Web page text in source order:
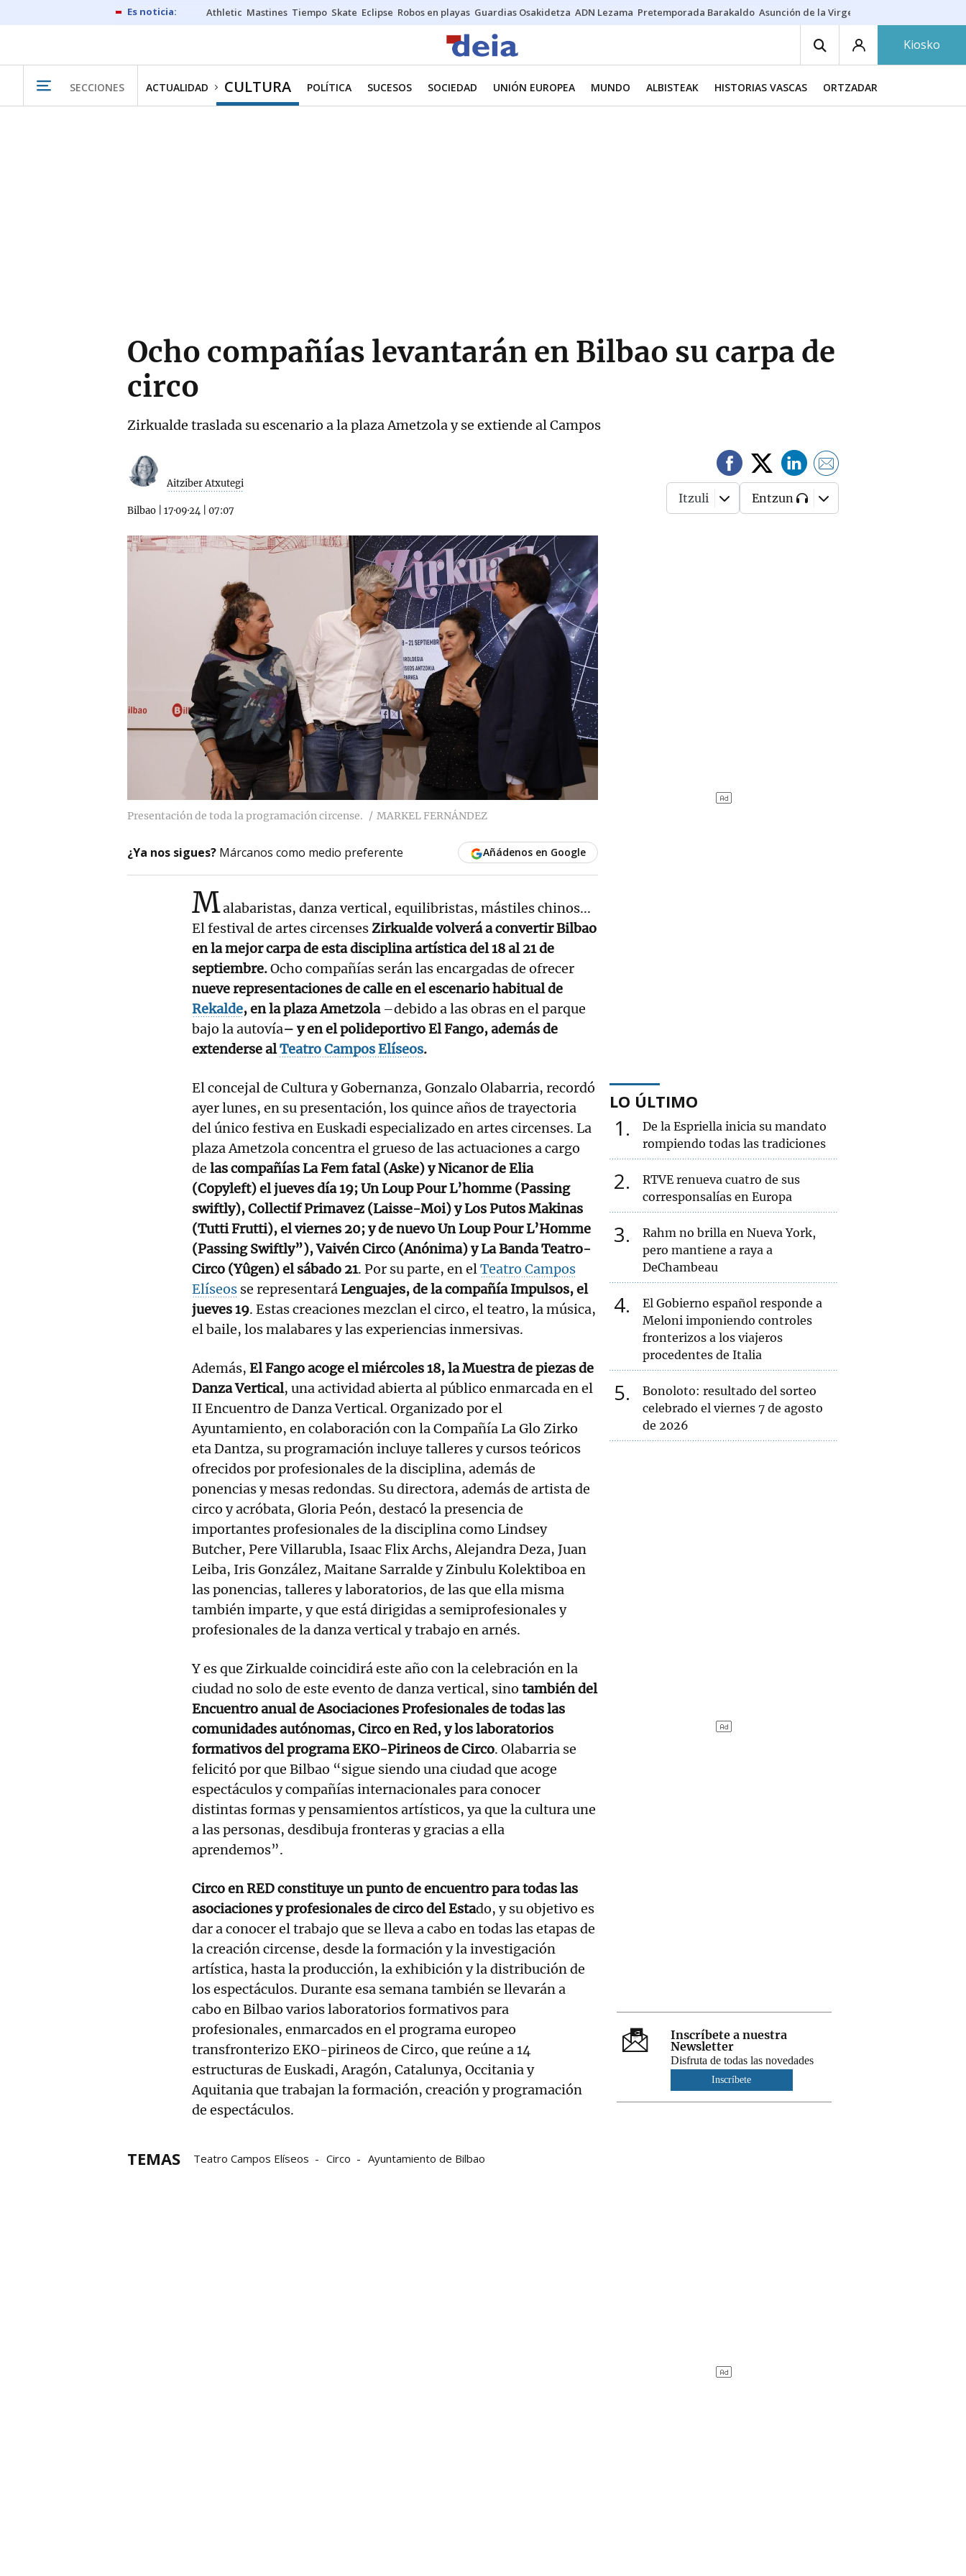
Athletic Mastines Tiempo Skate Eclipse Robos en playas Guardias Osakidetza ADN Lezama Pretemporada Barakaldo Asunción de la Virgen
Kiosko
SECCIONES ACTUALIDAD CULTURA POLÍTICA SUCESOS SOCIEDAD UNIÓN EUROPEA MUNDO ALBISTEAK HISTORIAS VASCAS ORTZADAR
Ocho compañías levantarán en Bilbao su carpa de
circo
Zirkualde traslada su escenario a la plaza Ametzola y se extiende al Campos
Aitziber Atxutegi
Bilbao 17·09·24 07:07
Itzuli Entzun
Presentación de toda la programación circense. MARKEL FERNÁNDEZ
¿Ya nos sigues? Márcanos como medio preferente Añádenos en Google
Malabaristas, danza vertical, equilibristas, mástiles chinos...
El festival de artes circensesZirkualde volverá a convertir Bilbao
en la mejor carpa de esta disciplina artística del 18 al 21 de
septiembre.Ocho compañías serán las encargadas de ofrecer
nueve representaciones de calle en el escenario habitual de
Rekalde, en la plaza Ametzola–debido a las obras en el parque
bajo la autovía– y en el polideportivo El Fango, además de
extenderse alTeatro Campos Elíseos.
El concejal de Cultura y Gobernanza, Gonzalo Olabarria, recordó
ayer lunes, en su presentación, los quince años de trayectoria
del único festiva en Euskadi especializado en artes circenses. La
plaza Ametzola concentra el grueso de las actuaciones a cargo
de las compañías La Fem fatal (Aske) y Nicanor de Elia
(Copyleft) el jueves día 19; Un Loup Pour L’homme (Passing
swiftly), Collectif Primavez (Laisse-Moi) y Los Putos Makinas
(Tutti Frutti), el viernes 20; y de nuevo Un Loup Pour L’Homme
(Passing Swiftly”), Vaivén Circo (Anónima) y La Banda Teatro-
Circo (Yûgen) el sábado 21. Por su parte, en elTeatro Campos
Elíseos se representaráLenguajes, de la compañía Impulsos, el
jueves 19. Estas creaciones mezclan el circo, el teatro, la música,
el baile, los malabares y las experiencias inmersivas.
Además, El Fango acoge el miércoles 18, la Muestra de piezas de
Danza Vertical, una actividad abierta al público enmarcada en el
II Encuentro de Danza Vertical. Organizado por el
Ayuntamiento, en colaboración con la Compañía La Glo Zirko
eta Dantza, su programación incluye talleres y cursos teóricos
ofrecidos por profesionales de la disciplina, además de
ponencias y mesas redondas. Su directora, además de artista de
circo y acróbata, Gloria Peón, destacó la presencia de
importantes profesionales de la disciplina como Lindsey
Butcher, Pere Villarubla, Isaac Flix Archs, Alejandra Deza, Juan
Leiba, Iris González, Maitane Sarralde y Zinbulu Kolektiboa en
las ponencias, talleres y laboratorios, de las que ella misma
también imparte, y que está dirigidas a semiprofesionales y
profesionales de la danza vertical y trabajo en arnés.
Y es que Zirkualde coincidirá este año con la celebración en la
ciudad no solo de este evento de danza vertical, sino también del
Encuentro anual de Asociaciones Profesionales de todas las
comunidades autónomas, Circo en Red, y los laboratorios
formativos del programa EKO-Pirineos de Circo. Olabarria se
felicitó por que Bilbao “sigue siendo una ciudad que acoge
espectáculos y compañías internacionales para conocer
distintas formas y pensamientos artísticos, ya que la cultura une
a las personas, desdibuja fronteras y gracias a ella
aprendemos”.
Circo en RED constituye un punto de encuentro para todas las
asociaciones y profesionales de circo del Estado, y su objetivo es
dar a conocer el trabajo que se lleva a cabo en todas las etapas de
la creación circense, desde la formación y la investigación
artística, hasta la producción, la exhibición y la distribución de
los espectáculos. Durante esa semana también se llevarán a
cabo en Bilbao varios laboratorios formativos para
profesionales, enmarcados en el programa europeo
transfronterizo EKO-pirineos de Circo, que reúne a 14
estructuras de Euskadi, Aragón, Catalunya, Occitania y
Aquitania que trabajan la formación, creación y programación
de espectáculos.
TEMAS Teatro Campos Elíseos Circo Ayuntamiento de Bilbao
LO ÚLTIMO
1
De la Espriella inicia su mandato
rompiendo todas las tradiciones
2
RTVE renueva cuatro de sus
corresponsalías en Europa
3
Rahm no brilla en Nueva York,
pero mantiene a raya a
DeChambeau
4
El Gobierno español responde a
Meloni imponiendo controles
fronterizos a los viajeros
procedentes de Italia
5
Bonoloto: resultado del sorteo
celebrado el viernes 7 de agosto
de 2026
Inscríbete a nuestra
Newsletter
Disfruta de todas las novedades
Inscríbete